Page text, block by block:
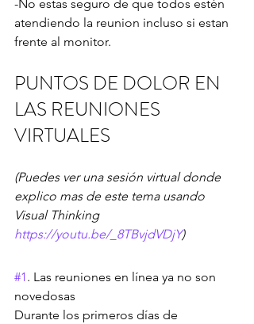
-No estas seguro de que todos estén
atendiendo la reunion incluso si estan
frente al monitor.
PUNTOS DE DOLOR EN
LAS REUNIONES
VIRTUALES
(Puedes ver una sesión virtual donde
explico mas de este tema usando
Visual Thinking
https://youtu.be/_8TBvjdVDjY)
#1. Las reuniones en línea ya no son
novedosas
Durante los primeros días de